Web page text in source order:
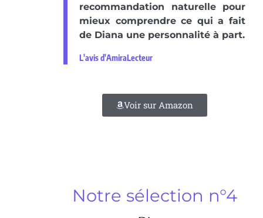
recommandation naturelle pour
mieux comprendre ce qui a fait
de Diana une personnalité à part.
L'avis d'AmiraLecteur
Voir sur Amazon
Notre sélection n°4